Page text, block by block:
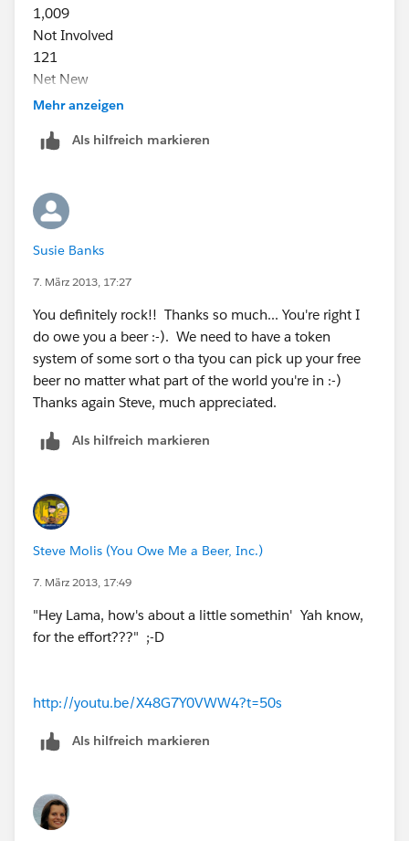
1,009
Not Involved
121
Net New
42
22
Total
1,198
Mehr anzeigen
Als hilfreich markieren
Susie Banks
7. März 2013, 17:27
You definitely rock!! Thanks so much... You're right I
do owe you a beer :-). We need to have a token
system of some sort o tha tyou can pick up your free
beer no matter what part of the world you're in :-)
Thanks again Steve, much appreciated.
Als hilfreich markieren
Steve Molis (You Owe Me a Beer, Inc.)
7. März 2013, 17:49
"Hey Lama, how's about a little somethin' Yah know,
for the effort???" ;-D
http://youtu.be/X48G7Y0VWW4?t=50s
Als hilfreich markieren